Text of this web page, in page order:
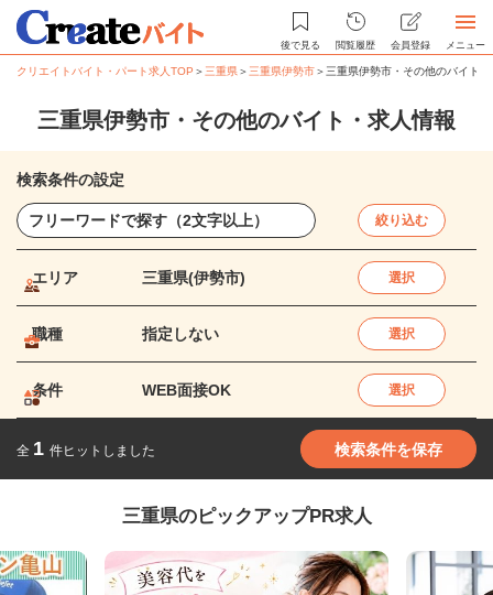
後で見る 閲覧履歴 会員登録 メニュー
クリエイトバイト・パート求人TOP ＞ 三重県＞ 三重県伊勢市＞ 三重県伊勢市・その他のバイト
三重県伊勢市・その他のバイト・求人情報
検索条件の設定
絞り込む
エリア 三重県(伊勢市) 選択
職種 指定しない 選択
条件 WEB面接OK 選択
全 1 件ヒットしました 検索条件を保存
三重県のピックアップPR求人